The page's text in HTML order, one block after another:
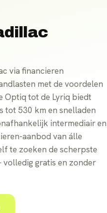
via financieren
met de voordelen
Optiq tot de Lyriq biedt
tot 530 km en snelladen
intermediair en
aanbod van álle
te zoeken de scherpste
gratis en zonder